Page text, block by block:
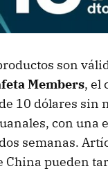
son
Members, el
10 dólares sin
con una
semanas.
China pueden